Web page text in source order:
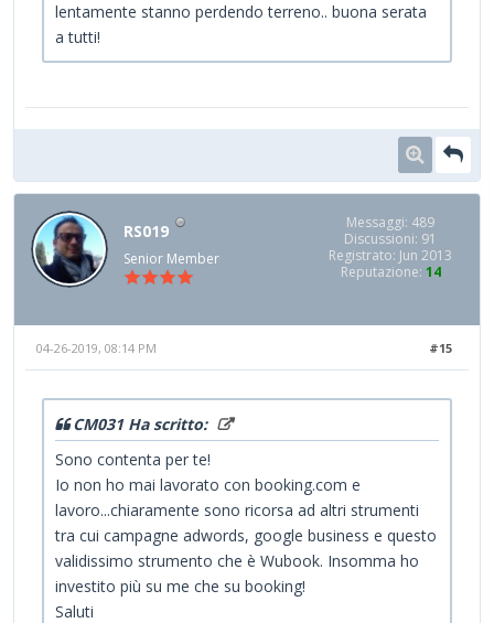
lentamente stanno perdendo terreno.. buona serata
a tutti!
RS019
Senior Member
Messaggi: 489
Discussioni: 91
Registrato: Jun 2013
Reputazione: 14
#15
04-26-2019, 08:14 PM
CM031 Ha scritto:
Sono contenta per te!
Io non ho mai lavorato con booking.com e
lavoro...chiaramente sono ricorsa ad altri strumenti
tra cui campagne adwords, google business e questo
validissimo strumento che è Wubook. Insomma ho
investito più su me che su booking!
Saluti